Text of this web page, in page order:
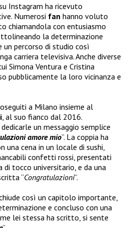
Instagram ha ricevuto
Numerosi fan hanno voluto
chiamandola con entusiasmo
la determinazione
percorso di studio così
carriera televisiva. Anche diverse
Simona Ventura e Cristina
pubblicamente la loro vicinanza e
a Milano insieme al
, al suo fianco dal 2016.
un messaggio semplice
amore mio”. La coppia ha
cena in un locale di sushi,
confetti rossi, presentati
di tocco universitario, e da una
“Congratulazioni”.
così un capitolo importante,
e concluso con una
lei stessa ha scritto, si sente